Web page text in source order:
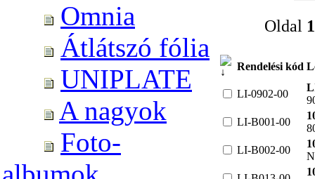
Omnia
Átlátszó fólia
UNIPLATE
A nagyok
Foto-
Oldal 1
Rendelési kód
LI-0902-00
LI-B001-00
LI-B002-00